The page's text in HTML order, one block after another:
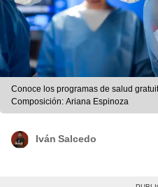
Conoce los programas de salud
Composición: Ariana Espinoza
Iván Salcedo